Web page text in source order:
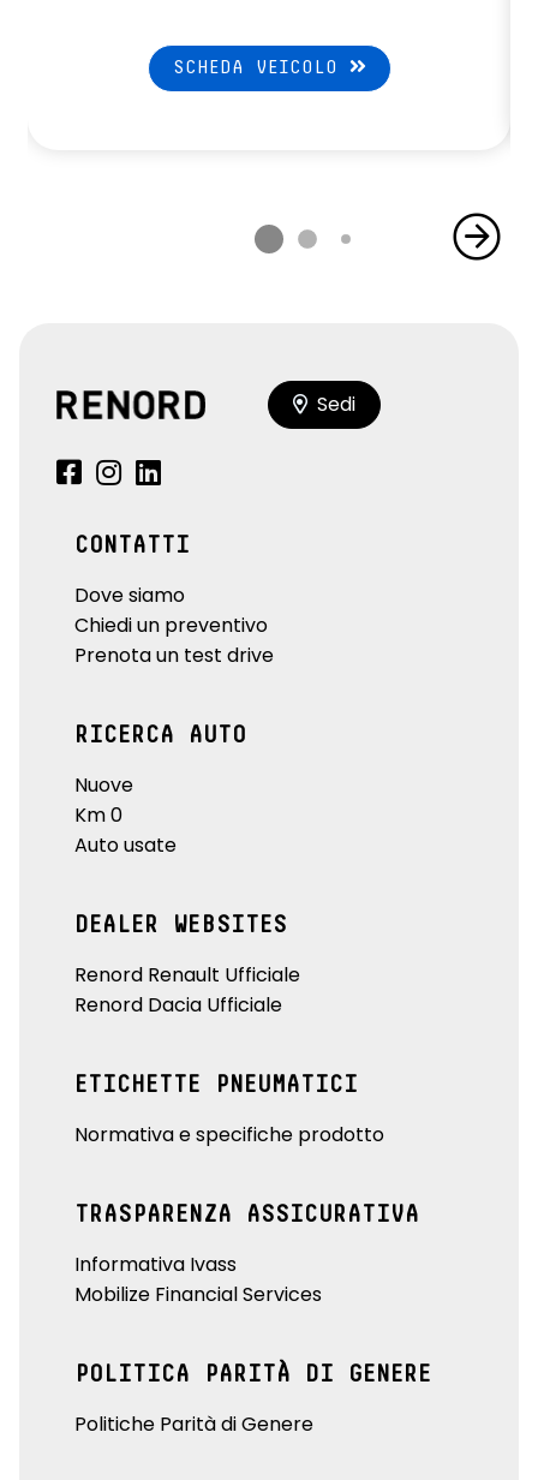
SCHEDA VEICOLO
Sedi
CONTATTI
Dove siamo
Chiedi un preventivo
Prenota un test drive
RICERCA AUTO
Nuove
Km 0
Auto usate
DEALER WEBSITES
Renord Renault Ufficiale
Renord Dacia Ufficiale
ETICHETTE PNEUMATICI
Normativa e specifiche prodotto
TRASPARENZA ASSICURATIVA
Informativa Ivass
Mobilize Financial Services
POLITICA PARITÀ DI GENERE
Politiche Parità di Genere